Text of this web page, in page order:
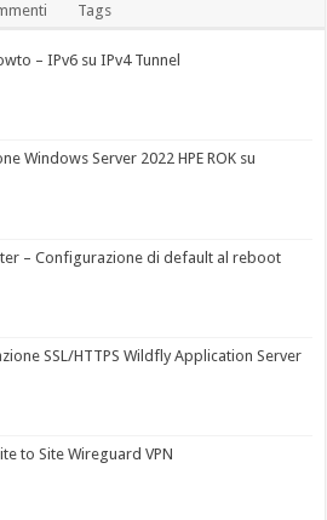
Tags
– IPv6 su IPv4 Tunnel
Windows Server 2022 HPE ROK su
– Configurazione di default al reboot
SSL/HTTPS Wildfly Application Server
to Site Wireguard VPN